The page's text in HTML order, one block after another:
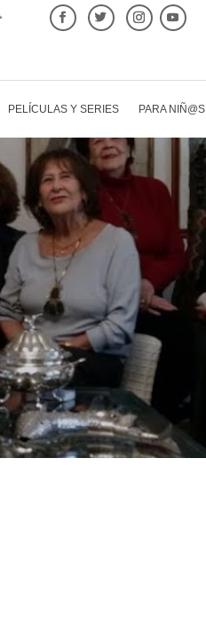
PELÍCULAS Y SERIES PARA NIÑ@S